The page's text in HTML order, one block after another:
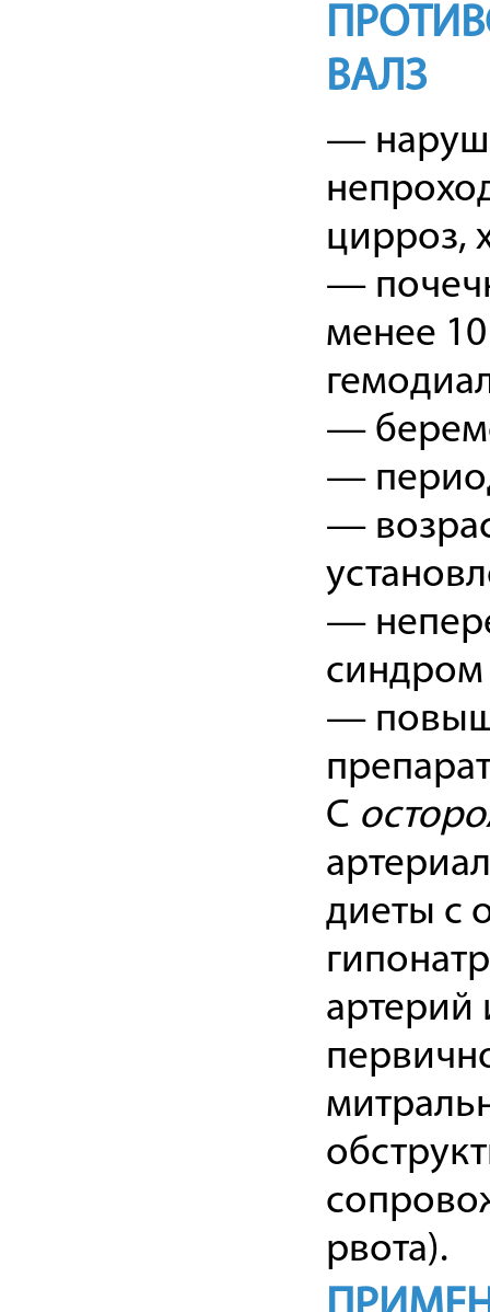
ВАЛЗ
—
цирроз,
—
менее
—
—
—
—
синдром
—
С
диеты с
артерий
рвота).